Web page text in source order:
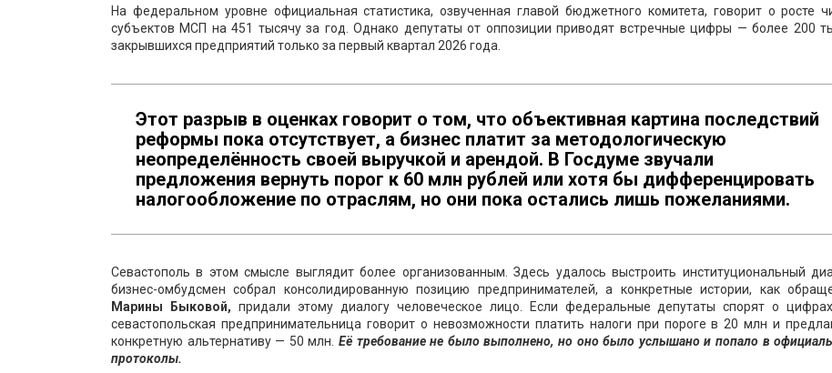
На федеральном уровне официальная статистика, озвученная главой бюджетного комитета, говорит о росте
субъектов МСП на 451 тысячу за год. Однако депутаты от оппозиции приводят встречные цифры — более 200
закрывшихся предприятий только за первый квартал 2026 года.
Этот разрыв в оценках говорит о том, что объективная картина последствий
реформы пока отсутствует, а бизнес платит за методологическую
неопределённость своей выручкой и арендой. В Госдуме звучали
предложения вернуть порог к 60 млн рублей или хотя бы дифференцировать
налогообложение по отраслям, но они пока остались лишь пожеланиями.
Севастополь в этом смысле выглядит более организованным. Здесь удалось выстроить институциональный
бизнес-омбудсмен собрал консолидированную позицию предпринимателей, а конкретные истории, как
Марины Быковой, придали этому диалогу человеческое лицо. Если федеральные депутаты спорят о
севастопольская предпринимательница говорит о невозможности платить налоги при пороге в 20 млн и
конкретную альтернативу — 50 млн.Её требование не было выполнено, но оно было услышано и попало в
протоколы.